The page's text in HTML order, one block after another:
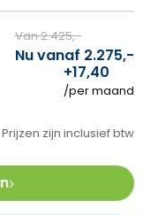
Van 2.425,-
Nu vanaf 2.275,-
+17,40
/per maand
Prijzen zijn inclusief btw